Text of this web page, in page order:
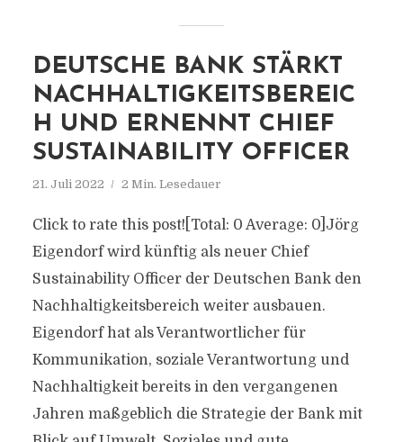
DEUTSCHE BANK STÄRKT
NACHHALTIGKEITSBEREIC
H UND ERNENNT CHIEF
SUSTAINABILITY OFFICER
21. Juli 2022 2 Min. Lesedauer
Click to rate this post![Total: 0 Average: 0]Jörg
Eigendorf wird künftig als neuer Chief
Sustainability Officer der Deutschen Bank den
Nachhaltigkeitsbereich weiter ausbauen.
Eigendorf hat als Verantwortlicher für
Kommunikation, soziale Verantwortung und
Nachhaltigkeit bereits in den vergangenen
Jahren maßgeblich die Strategie der Bank mit